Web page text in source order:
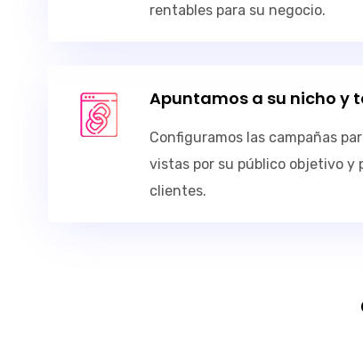
rentables para su negocio.
Apuntamos a su nicho y
Configuramos las campañas
vistas por su público objetivo y
clientes.